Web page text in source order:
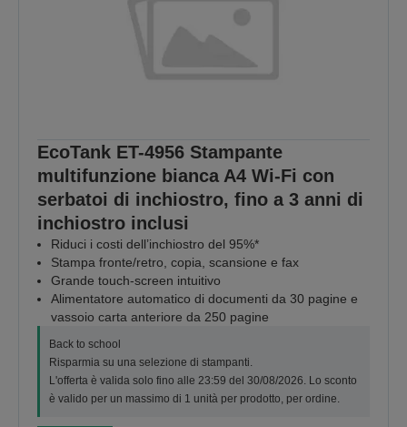
EcoTank ET-4956 Stampante
multifunzione bianca A4 Wi-Fi con
serbatoi di inchiostro, fino a 3 anni di
inchiostro inclusi
Riduci i costi dell’inchiostro del 95%*
Stampa fronte/retro, copia, scansione e fax
Grande touch-screen intuitivo
Alimentatore automatico di documenti da 30 pagine e
vassoio carta anteriore da 250 pagine
Back to school
Risparmia su una selezione di stampanti.
L'offerta è valida solo fino alle 23:59 del 30/08/2026. Lo sconto
è valido per un massimo di 1 unità per prodotto, per ordine.